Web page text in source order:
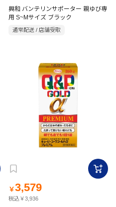
興和 バンテリンサポーター 親ゆび専
用 S~Mサイズ ブラック
通常配送 / 店舗受取
￥3,579
税込￥3,936